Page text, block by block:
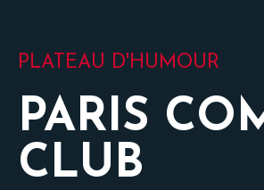
PLATEAU D'HUMOUR
PARIS
CLUB